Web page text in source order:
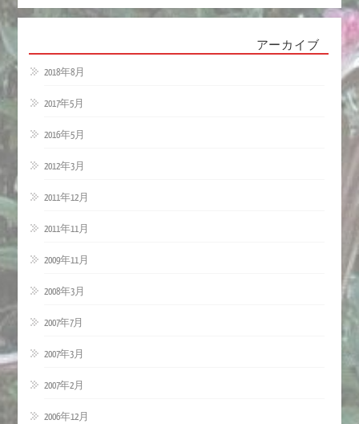
アーカイブ
2018年8月
2017年5月
2016年5月
2012年3月
2011年12月
2011年11月
2009年11月
2008年3月
2007年7月
2007年3月
2007年2月
2006年12月